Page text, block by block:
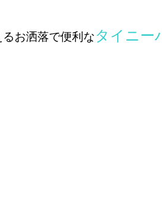
お洒落で便利なタイニー